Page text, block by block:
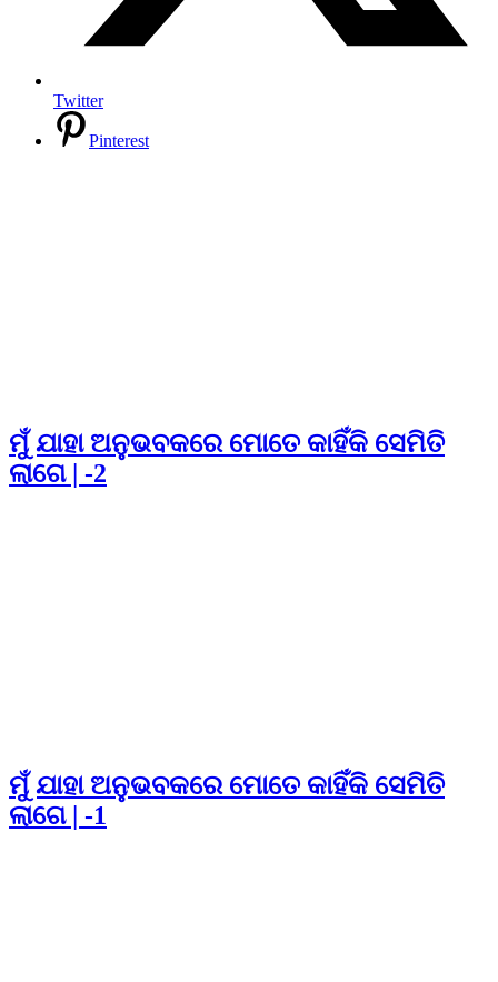
Twitter
Pinterest
ମୁଁ ଯାହା ଅନୁଭବକରେ ମୋତେ କାହିଁକି ସେମିତି
ଲାଗେ | -2
ମୁଁ ଯାହା ଅନୁଭବକରେ ମୋତେ କାହିଁକି ସେମିତି
ଲାଗେ | -1